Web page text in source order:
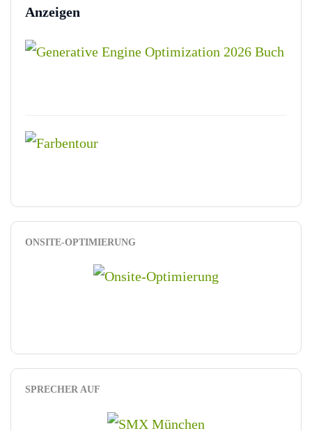
Anzeigen
ONSITE-OPTIMIERUNG
SPRECHER AUF